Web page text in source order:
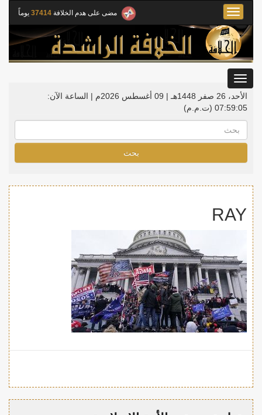
مضى على هدم الخلافة 37414 يوماً
Toggle
navigation
الأحد، 26 صفر 1448هـ | 09 أغسطس 2026م |
الساعة الآن:
07:59:05 (ت.م.م)
بحث
RAY